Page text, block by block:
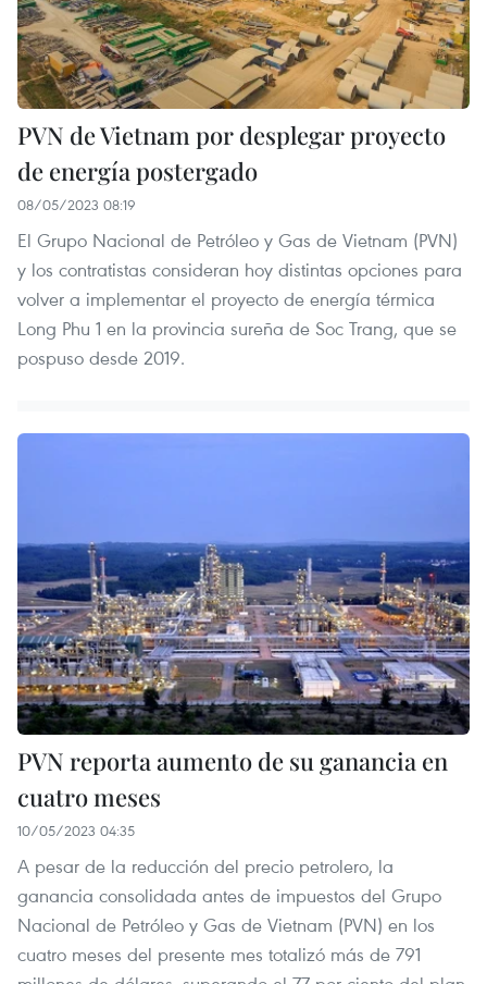
PVN de Vietnam por desplegar proyecto
de energía postergado
08/05/2023 08:19
El Grupo Nacional de Petróleo y Gas de Vietnam (PVN)
y los contratistas consideran hoy distintas opciones para
volver a implementar el proyecto de energía térmica
Long Phu 1 en la provincia sureña de Soc Trang, que se
pospuso desde 2019.
PVN reporta aumento de su ganancia en
cuatro meses
10/05/2023 04:35
A pesar de la reducción del precio petrolero, la
ganancia consolidada antes de impuestos del Grupo
Nacional de Petróleo y Gas de Vietnam (PVN) en los
cuatro meses del presente mes totalizó más de 791